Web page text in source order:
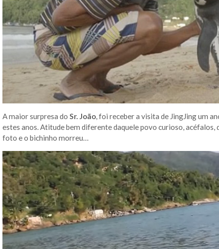
A maior surpresa do Sr. João, foi receber a visita de JingJing um
estes anos. Atitude bem diferente daquele povo curioso,
foto e o bichinho morreu…